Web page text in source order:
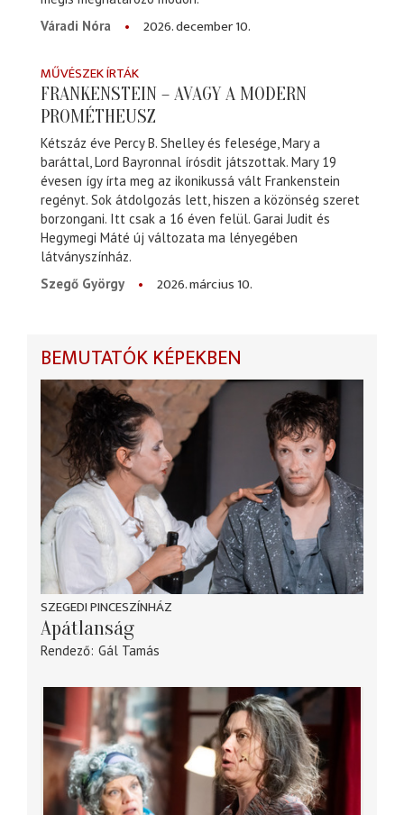
Váradi Nóra
2026. december 10.
MŰVÉSZEK ÍRTÁK
FRANKENSTEIN – AVAGY A MODERN
PROMÉTHEUSZ
Kétszáz éve Percy B. Shelley és felesége, Mary a
baráttal, Lord Bayronnal írósdit játszottak. Mary 19
évesen így írta meg az ikonikussá vált Frankenstein
regényt. Sok átdolgozás lett, hiszen a közönség szeret
borzongani. Itt csak a 16 éven felül. Garai Judit és
Hegymegi Máté új változata ma lényegében
látványszínház.
Szegő György
2026. március 10.
BEMUTATÓK KÉPEKBEN
SZEGEDI PINCESZÍNHÁZ
Apátlanság
Rendező Gál Tamás